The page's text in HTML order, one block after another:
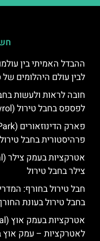
ההבדל האמיתי בין
לבין עולם היהלומים
חובה לראות ולעשות
לפספס בחבל טירול (Tyrol)
פרהיסטורית בחבל טירול
צילר בחבל טירול
חבל טירול בחורף:
בחבל טירול בעונת
לאטרקציות – עמק אוץ